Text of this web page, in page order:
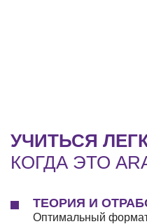
УЧИТЬСЯ
КОГДА ЭТО
ТЕОРИЯ И
Оптимальный